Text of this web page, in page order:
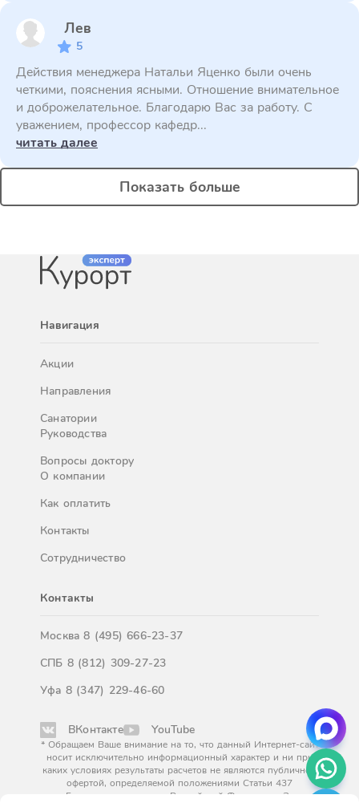
Лев
5
Действия менеджера Натальи Яценко были очень
четкими, пояснения ясными. Отношение внимательное
и доброжелательное. Благодарю Вас за работу. С
уважением, профессор кафедр...
читать далее
Показать больше
Навигация
Акции
Направления
Санатории
Руководства
Вопросы доктору
О компании
Как оплатить
Контакты
Сотрудничество
Контакты
Москва8 (495) 666-23-37
СПБ 8 (812) 309-27-23
Уфа 8 (347) 229-46-60
ВКонтакте YouTube
* Обращаем Ваше внимание на то, что данный Интернет-сайт
носит исключительно информационный характер и ни при
каких условиях результаты расчетов не являются публичной
офертой, определяемой положениями Статьи 437
Гражданского кодекса Российской Федерации. За